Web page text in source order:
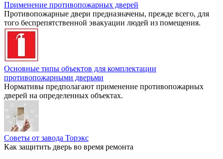
Применение противопожарных дверей
Противопожарные двери предназначены, прежде всего, для
того беспрепятственной эвакуации людей из помещения.
Основные типы объектов для комплектации
противопожарными дверьми
Нормативы предполагают применение противопожарных
дверей на определенных объектах.
Советы от завода Торэкс
Как защитить дверь во время ремонта